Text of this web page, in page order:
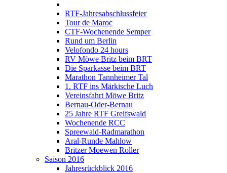
RTF-Jahresabschlussfeier
Tour de Maroc
CTF-Wochenende Semper
Rund um Berlin
Velofondo 24 hours
RV Möwe Britz beim BRT
Die Sparkasse beim BRT
Marathon Tannheimer Tal
1. RTF ins Märkische Luch
Vereinsfahrt Möwe Britz
Bernau-Oder-Bernau
25 Jahre RTF Greifswald
Wochenende RCC
Spreewald-Radmarathon
Aral-Runde Mahlow
Britzer Moewen Roller
Saison 2016
Jahresrückblick 2016